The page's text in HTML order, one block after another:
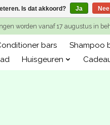
worden vanaf 17 augustus in
bars Shampoo
Huisgeuren
Is dat akkoord? Ja Nee